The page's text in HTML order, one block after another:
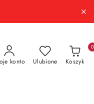
konto Ulubione Koszyk
0